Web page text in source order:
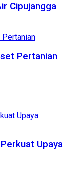
Cipujangga
Pertanian
Upaya